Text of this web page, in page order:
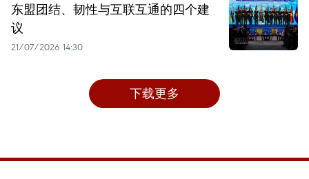
东盟团结、韧性与互联互通的四个建
议
21/07/2026 14:30
下载更多